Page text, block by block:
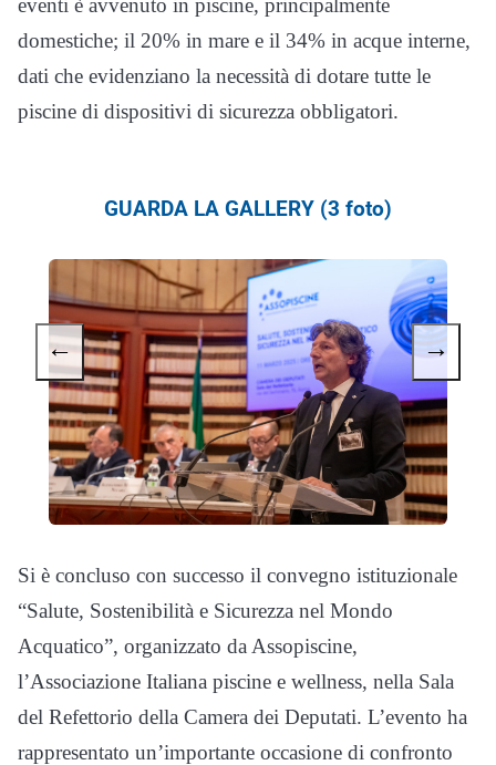
eventi è avvenuto in piscine, principalmente
domestiche; il 20% in mare e il 34% in acque interne,
dati che evidenziano la necessità di dotare tutte le
piscine di dispositivi di sicurezza obbligatori.
GUARDA LA GALLERY (3 foto)
← →
Si è concluso con successo il convegno istituzionale
“Salute, Sostenibilità e Sicurezza nel Mondo
Acquatico”, organizzato da Assopiscine,
l’Associazione Italiana piscine e wellness, nella Sala
del Refettorio della Camera dei Deputati. L’evento ha
rappresentato un’importante occasione di confronto